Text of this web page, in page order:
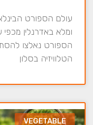
עולם הספורט
ומלא באדרנלין
הספורט נאלצו
הטלוויזיה בסלון
VEGETABLE